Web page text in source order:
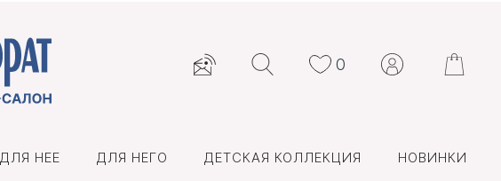
0
ДЛЯ НЕЕ ДЛЯ НЕГО ДЕТСКАЯ КОЛЛЕКЦИЯ НОВИНКИ